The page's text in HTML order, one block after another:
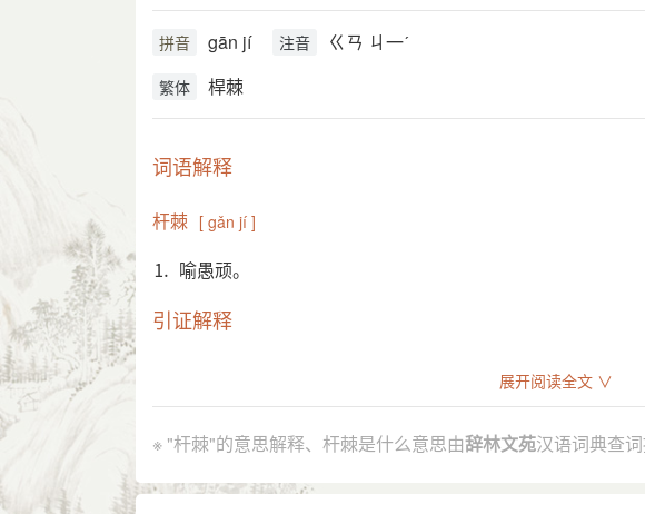
拼音 gān jí 注音 ㄍㄢ ㄐ一ˊ
繁体 桿棘
词语解释
杆棘 [ gǎn jí ]
⒈ 喻愚顽。
引证解释
元 郝经 《浑源刘先生哀辞并序》：“格言义训，虽屡得
分字解释
展开阅读全文 ∨
※ "杆棘"的意思解释、杆棘是什么意思由辞林文苑汉语词典查词